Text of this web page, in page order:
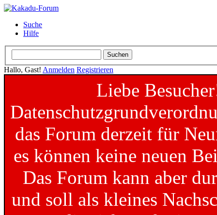
Suche
Hilfe
Hallo, Gast! Anmelden Registrieren
Liebe
das Forum derzeit für
es können keine neuen
Das Forum kann aber
und soll als kleines